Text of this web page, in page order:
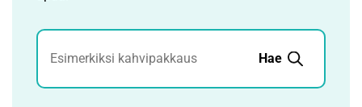
Jätehaku
Hae